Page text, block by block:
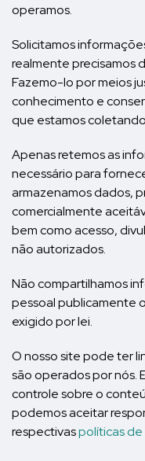
operamos.
Solicitamos
realmente precisamos
Fazemo-lo por meios
conhecimento e
que estamos
Apenas retemos as
necessário para
armazenamos dados,
comercialmente
bem como acesso,
não autorizados.
Não compartilhamos
pessoal publicamente
exigido por lei.
O nosso site pode ter
são operados por nós.
controle sobre o
podemos aceitar
respectivaspolíticas